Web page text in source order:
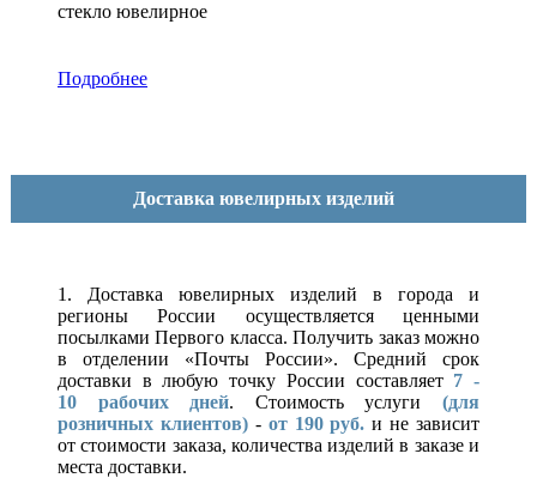
стекло ювелирное
Подробнее
Доставка ювелирных изделий
1. Доставка ювелирных изделий в города и
регионы России осуществляется ценными
посылками Первого класса. Получить заказ можно
в отделении «Почты России». Средний срок
доставки в любую точку России составляет 7 -
10 рабочих дней. Стоимость услуги(для
розничных клиентов)- от 190 руб. и не зависит
от стоимости заказа, количества изделий в заказе и
места доставки.